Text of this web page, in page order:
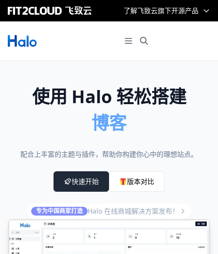
了解飞致云旗下开源产品
使用 Halo 轻松搭建
博客
配合上丰富的主题与插件，帮助你构建你心中的理想站点。
快速开始 版本对比
专为中国商家打造 Halo 在线商城解决方案发布！